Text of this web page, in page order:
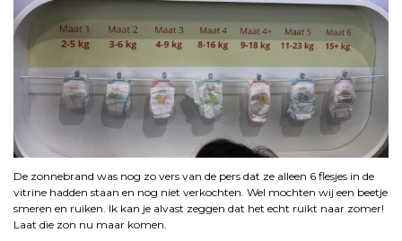
De zonnebrand was nog zo vers van de pers dat ze alleen 6 flesjes in de
vitrine hadden staan en nog niet verkochten. Wel mochten wij een beetje
smeren en ruiken. Ik kan je alvast zeggen dat het echt ruikt naar zomer!
Laat die zon nu maar komen.